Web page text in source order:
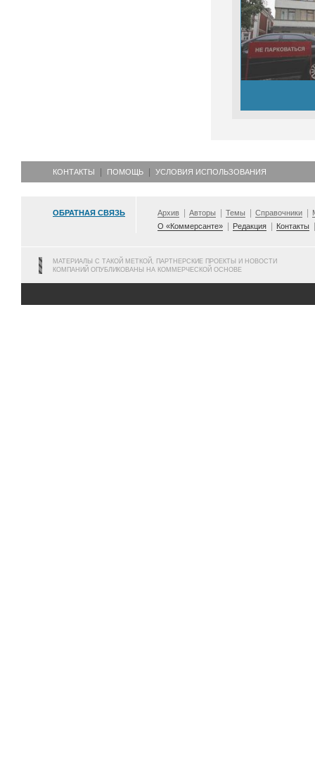
КОНТАКТЫ ПОМОЩЬ УСЛОВИЯ ИСПОЛЬЗОВАНИЯ
ОБРАТНАЯ СВЯЗЬ Архив Авторы Темы Справочники
О «Коммерсанте»
Редакция Контакты
МАТЕРИАЛЫ С ТАКОЙ МЕТКОЙ, ПАРТНЕРСКИЕ ПРОЕКТЫ И НОВОСТИ
КОМПАНИЙ ОПУБЛИКОВАНЫ НА КОММЕРЧЕСКОЙ ОСНОВЕ